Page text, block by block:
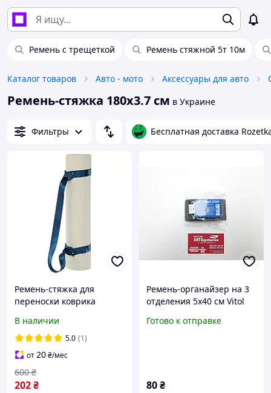
Ремень с трещеткой Ремень стяжной 5т 10м
Каталог товаров Авто - мото Аксессуары для авто
Ремень-стяжка 180х3.7 см в Украине
Фильтры Бесплатная доставка
Ремень-стяжка для
переноски коврика
LB7080 (полиэстер,
размер 180х3,7х0,1см,
синий)
В наличии
5.0 (1)
от20₴/мес
202₴
600 ₴
Ремень-органайзер на 3
отделения 5х40 см Vitol
Готово к отправке
80₴